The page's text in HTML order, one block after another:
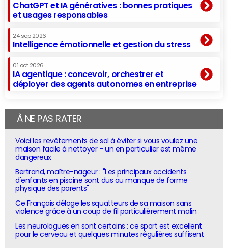
ChatGPT et IA génératives : bonnes pratiques
et usages responsables
24 sep 2026
Intelligence émotionnelle et gestion du stress
01 oct 2026
IA agentique : concevoir, orchestrer et
déployer des agents autonomes en entreprise
À NE PAS RATER
Voici les revêtements de sol à éviter si vous voulez une
maison facile à nettoyer - un en particulier est même
dangereux
Bertrand, maître-nageur : "Les principaux accidents
d'enfants en piscine sont dus au manque de forme
physique des parents"
Ce Français déloge les squatteurs de sa maison sans
violence grâce à un coup de fil particulièrement malin
Les neurologues en sont certains : ce sport est excellent
pour le cerveau et quelques minutes régulières suffisent